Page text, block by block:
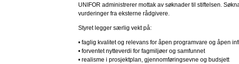
UNIFOR administrerer mottak av søknader til stiftelsen.
vurderinger fra eksterne rådgivere.
Styret legger særlig vekt på:
• faglig kvalitet og relevans for åpen programvare og åpen
• forventet nytteverdi for fagmiljøer og samfunnet
• realisme i prosjektplan, gjennomføringsevne og budsjett